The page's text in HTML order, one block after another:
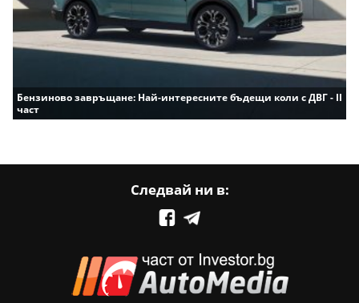
Бензиново завръщане: Най-интересните бъдещи коли с ДВГ - II
част
Следвай ни в: